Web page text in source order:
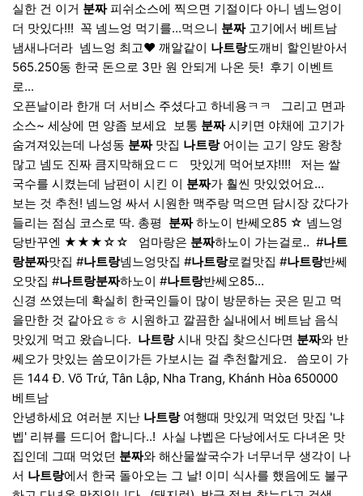
실한 건 이거 분짜피쉬소스에 찍으면 기절이다 아니 넴느엉이
더 맛있다!!! ​ 꼭 넴느엉 먹기를...먹으니 분짜고기에서 베트남
냄새나더라 ​ 넴느엉 최고❤️ 깨알같이 나트랑도깨비 할인받아서
565.250동 한국 돈으로 3만 원 안되게 나온 듯! ​ 후기 이벤트
로...
오픈날이라 한개 더 서비스 주셨다고 하네용ㅋㅋ ​ ​ 그리고 면과
소스~ 세상에 면 양좀 보세요 ​ 보통 분짜시키면 야채에 고기가
숨겨져있는데 나성동 분짜맛집 나트랑어이는 고기 양도 왕창
많고 넴도 진짜 큼지막해요ㄷㄷ ​ ​ 맛있게 먹어보쟈!!!! ​ ​ 저는 쌀
국수를 시켰는데 남편이 시킨 이 분짜가 훨씬 맛있었어요...
보는 것 추천! 넴느엉 싸서 시원한 맥주랑 먹으면 담시장 갔다가
들리는 점심 코스로 딱. 총평 ​ 분짜하노이 반쎄오85 ☆ 넴느엉
당반꾸엔 ★★★☆☆ ​ ​ 엄마랑은 분짜하노이 가는걸로.. ​ #나트
랑분짜맛집 #나트랑넴느엉맛집 #나트랑로컬맛집 #나트랑반쎄
오맛집 #나트랑분짜하노이 #나트랑반쎄오85...
신경 쓰였는데 확실히 한국인들이 많이 방문하는 곳은 믿고 먹
을만한 것 같아요ㅎㅎ 시원하고 깔끔한 실내에서 베트남 음식
맛있게 먹고 왔습니다. ​ 나트랑시내 맛집 찾으신다면 분짜와 반
쎄오가 맛있는 씀모이가든 가보시는 걸 추천할게요. ​ ​ 씀모이 가
든 144 Đ. Võ Trứ, Tân Lập, Nha Trang, Khánh Hòa 650000
베트남
안녕하세요 여러분 지난 나트랑여행때 맛있게 먹었던 맛집 '냐
벱' 리뷰를 드디어 합니다..! ​ 사실 냐벱은 다낭에서도 다녀온 맛
집인데 그때 먹었던 분짜와 해산물쌀국수가 너무너무 생각이 나
서 나트랑에서 한국 돌아오는 그 날! 이미 식사를 했음에도 불구